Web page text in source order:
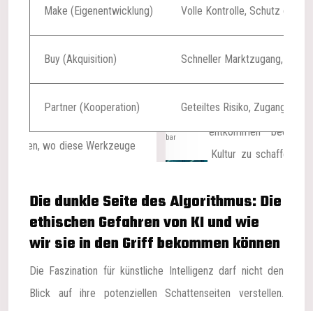
Make (Eigenentwicklung) Volle Kontrolle, Schutz des
Buy (Akquisition) Schneller Marktzugang,
Partner (Kooperation) Geteiltes Risiko, Zugang zu
Die dunkle Seite des Algorithmus: Die
ethischen Gefahren von KI und wie
wir sie in den Griff bekommen können
Die Faszination für künstliche Intelligenz darf nicht den
Blick auf ihre potenziellen Schattenseiten verstellen.